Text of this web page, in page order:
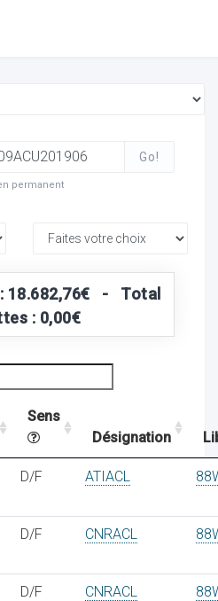
Go!
permanent
: 18.682,76€ - Total
: 0,00€
Sens
Désignation
D/F ATIACL
D/F CNRACL
D/F CNRACL